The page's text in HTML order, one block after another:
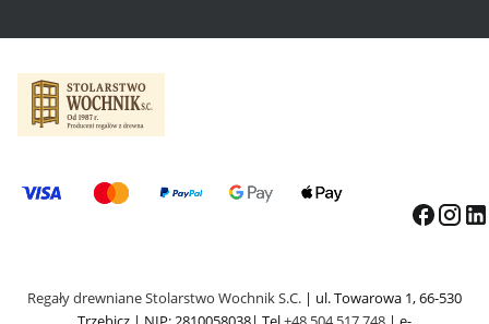
Regały drewniane Stolarstwo Wochnik S.C. | ul. Towarowa 1, 66-530